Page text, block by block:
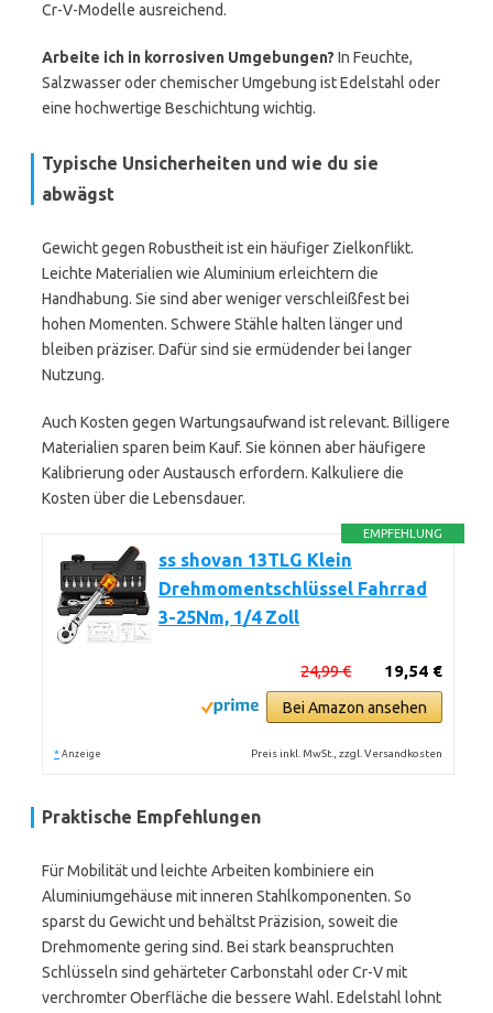
Cr-V-Modelle ausreichend.
Arbeite ich in korrosiven Umgebungen? In Feuchte,
Salzwasser oder chemischer Umgebung ist Edelstahl oder
eine hochwertige Beschichtung wichtig.
Typische Unsicherheiten und wie du sie
abwägst
Gewicht gegen Robustheit ist ein häufiger Zielkonflikt.
Leichte Materialien wie Aluminium erleichtern die
Handhabung. Sie sind aber weniger verschleißfest bei
hohen Momenten. Schwere Stähle halten länger und
bleiben präziser. Dafür sind sie ermüdender bei langer
Nutzung.
Auch Kosten gegen Wartungsaufwand ist relevant. Billigere
Materialien sparen beim Kauf. Sie können aber häufigere
Kalibrierung oder Austausch erfordern. Kalkuliere die
Kosten über die Lebensdauer.
EMPFEHLUNG
ss shovan 13TLG Klein
Drehmomentschlüssel Fahrrad
3-25Nm, 1/4 Zoll
19,54 €
24,99 €
Bei Amazon ansehen
* Anzeige Preis inkl. MwSt., zzgl. Versandkosten
Praktische Empfehlungen
Für Mobilität und leichte Arbeiten kombiniere ein
Aluminiumgehäuse mit inneren Stahlkomponenten. So
sparst du Gewicht und behältst Präzision, soweit die
Drehmomente gering sind. Bei stark beanspruchten
Schlüsseln sind gehärteter Carbonstahl oder Cr-V mit
verchromter Oberfläche die bessere Wahl. Edelstahl lohnt